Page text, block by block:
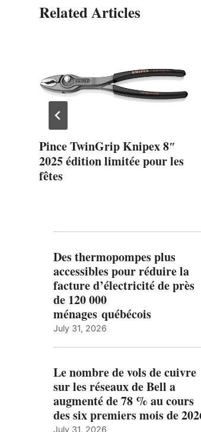
Related Articles
Pince TwinGrip Knipex 8″
2025 édition limitée pour les
fêtes
Des thermopompes plus
accessibles pour réduire la
facture d’électricité de près
de 120 000
ménages québécois
July 31, 2026
Le nombre de vols de cuivre
sur les réseaux de Bell a
augmenté de 78 % au cours
des six premiers mois de
July 31, 2026